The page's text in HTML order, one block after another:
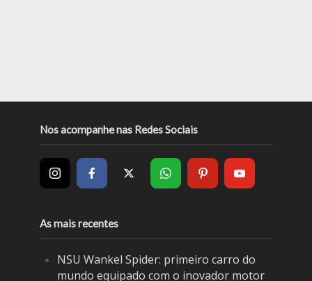
Nos acompanhe nas Redes Sociais
As mais recentes
NSU Wankel Spider: primeiro carro do
mundo equipado com o inovador motor